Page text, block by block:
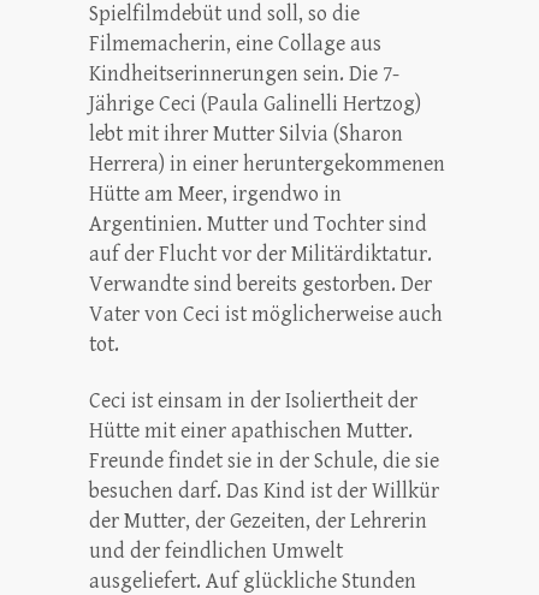
Spielfilmdebüt und soll, so die
Filmemacherin, eine Collage aus
Kindheitserinnerungen sein. Die 7-
Jährige Ceci (Paula Galinelli Hertzog)
lebt mit ihrer Mutter Silvia (Sharon
Herrera) in einer heruntergekommenen
Hütte am Meer, irgendwo in
Argentinien. Mutter und Tochter sind
auf der Flucht vor der Militärdiktatur.
Verwandte sind bereits gestorben. Der
Vater von Ceci ist möglicherweise auch
tot.
Ceci ist einsam in der Isoliertheit der
Hütte mit einer apathischen Mutter.
Freunde findet sie in der Schule, die sie
besuchen darf. Das Kind ist der Willkür
der Mutter, der Gezeiten, der Lehrerin
und der feindlichen Umwelt
ausgeliefert. Auf glückliche Stunden